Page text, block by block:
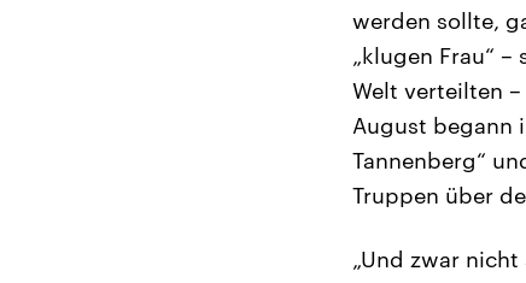
werden sollte,
„klugen Frau“
Welt verteilten –
August begann
Tannenberg“
Truppen über
„Und zwar